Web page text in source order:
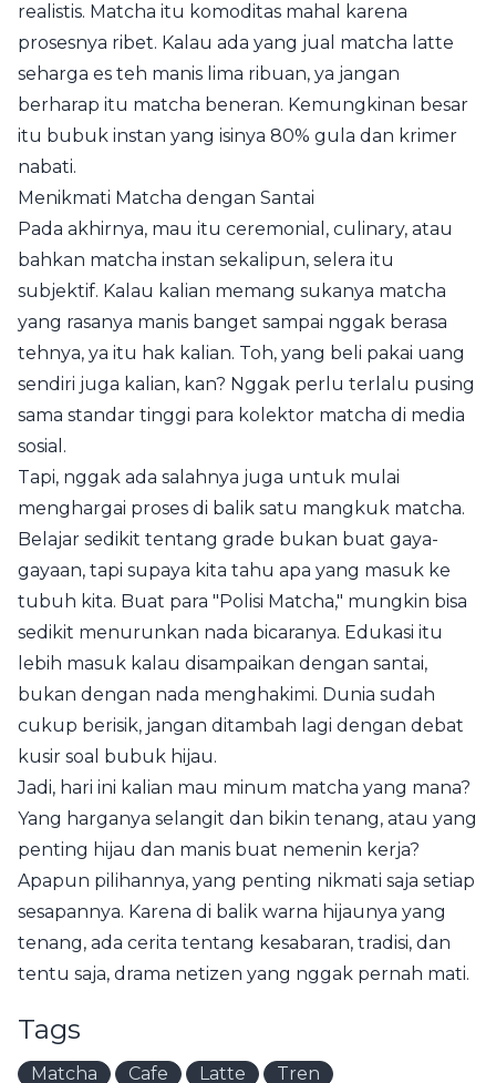
realistis. Matcha itu komoditas mahal karena
prosesnya ribet. Kalau ada yang jual matcha latte
seharga es teh manis lima ribuan, ya jangan
berharap itu matcha beneran. Kemungkinan besar
itu bubuk instan yang isinya 80% gula dan krimer
nabati.
Menikmati Matcha dengan Santai
Pada akhirnya, mau itu ceremonial, culinary, atau
bahkan matcha instan sekalipun, selera itu
subjektif. Kalau kalian memang sukanya matcha
yang rasanya manis banget sampai nggak berasa
tehnya, ya itu hak kalian. Toh, yang beli pakai uang
sendiri juga kalian, kan? Nggak perlu terlalu pusing
sama standar tinggi para kolektor matcha di media
sosial.
Tapi, nggak ada salahnya juga untuk mulai
menghargai proses di balik satu mangkuk matcha.
Belajar sedikit tentang grade bukan buat gaya-
gayaan, tapi supaya kita tahu apa yang masuk ke
tubuh kita. Buat para "Polisi Matcha," mungkin bisa
sedikit menurunkan nada bicaranya. Edukasi itu
lebih masuk kalau disampaikan dengan santai,
bukan dengan nada menghakimi. Dunia sudah
cukup berisik, jangan ditambah lagi dengan debat
kusir soal bubuk hijau.
Jadi, hari ini kalian mau minum matcha yang mana?
Yang harganya selangit dan bikin tenang, atau yang
penting hijau dan manis buat nemenin kerja?
Apapun pilihannya, yang penting nikmati saja setiap
sesapannya. Karena di balik warna hijaunya yang
tenang, ada cerita tentang kesabaran, tradisi, dan
tentu saja, drama netizen yang nggak pernah mati.
Tags
Matcha Cafe Latte
Tren